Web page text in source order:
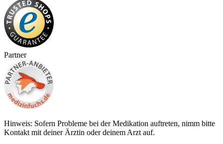
Partner
Hinweis: Sofern Probleme bei der Medikation auftreten, nimm bitte
Kontakt mit deiner Ärztin oder deinem Arzt auf.